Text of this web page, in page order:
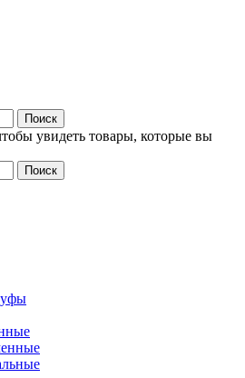
Поиск
увидеть товары, которые вы
Поиск